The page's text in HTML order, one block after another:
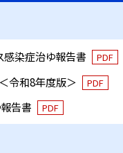
感染症治ゆ報告書 PDF
令和8年度版＞ PDF
告書 PDF